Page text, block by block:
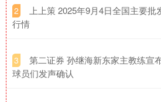
2
上上策 2025年9月4日全国主要
行情
3
第二证券 孙继海新东家主教练宣
球员们发声确认